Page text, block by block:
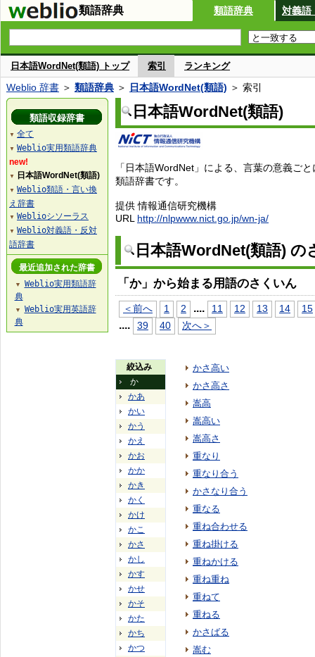
類語辞典 類語辞典 対義語
日本語WordNet(類語) トップ 索引 ランキング
Weblio 辞書 ＞ 類語辞典 ＞ 日本語WordNet(類語) ＞ 索引
日本語WordNet(類語)
「日本語WordNet」による、言葉の意義ご
類語辞書です。
提供 情報通信研究機構
URL http://nlpwww.nict.go.jp/wn-ja/
日本語WordNet(類語) の
「か」から始まる用語のさくいん
＜前へ 1 2 .... 11 12 13 14 15
.... 39 40 次へ＞
絞込み
か
かあ
かい
かう
かえ
かお
かか
かき
かく
かけ
かこ
かさ
かし
かす
かせ
かそ
かた
かち
かつ
かさ高い
かさ高さ
嵩高
嵩高い
嵩高さ
重なり
重なり合う
かさなり合う
重なる
重ね合わせる
重ね掛ける
重ねかける
重ね重ね
重ねて
重ねる
かさばる
嵩む
類語収録辞書
▼ 全て
▼ Weblio実用類語辞典
new!
▼ 日本語WordNet(類語)
▼ Weblio類語・言い換
え辞書
▼ Weblioシソーラス
▼ Weblio対義語・反対
語辞書
最近追加された辞書
▼
Weblio実用類語辞
典
▼
Weblio実用英語辞
典